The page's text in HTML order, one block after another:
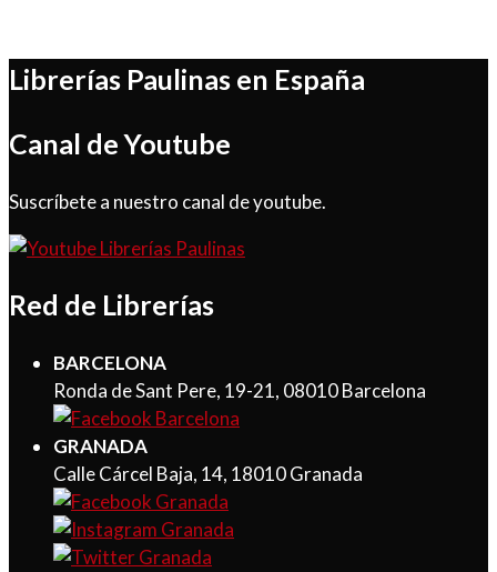
Librerías Paulinas en España
Canal de Youtube
Suscríbete a nuestro canal de youtube.
Red de Librerías
BARCELONA
Ronda de Sant Pere, 19-21, 08010 Barcelona
GRANADA
Calle Cárcel Baja, 14, 18010 Granada